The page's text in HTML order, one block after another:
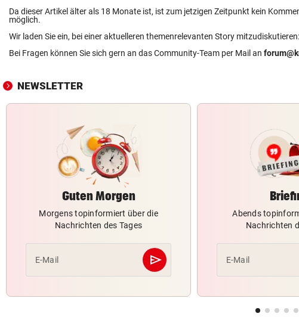
Da dieser Artikel älter als 18 Monate ist, ist zum jetzigen Zeitpunkt kein
möglich.
Wir laden Sie ein, bei einer aktuelleren themenrelevanten Story mitzudiskutieren:
Bei Fragen können Sie sich gern an das Community-Team per Mail an
NEWSLETTER
Guten Morgen
Morgens topinformiert über die
Nachrichten des Tages
E-Mail send
Abschicken
Abends
Nachrichten
E-Mail